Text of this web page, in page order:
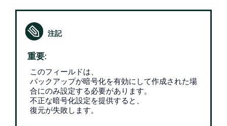
重要:
このフィールドは、
バックアップが暗号化を有効にして作成された場
合にのみ設定する必要があります。
不正な暗号化設定を提供すると、
復元が失敗します。